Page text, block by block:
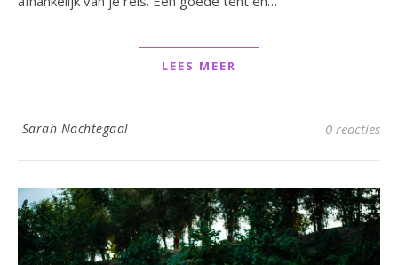
LEES MEER
Sarah Nachtegaal 0 reacties